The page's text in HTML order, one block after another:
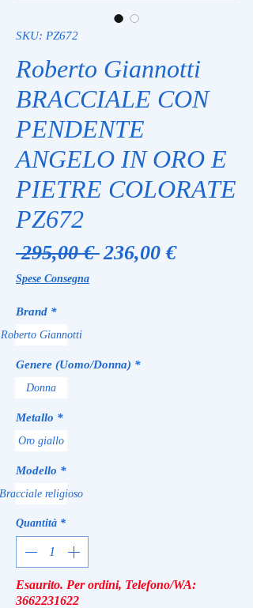
SKU: PZ672
Roberto Giannotti
BRACCIALE CON
PENDENTE
ANGELO IN ORO E
PIETRE COLORATE
PZ672
295,00 € Prezzo
236,00 €Prezzo
Spese Consegna
Brand *
Roberto Giannotti
Genere (Uomo/Donna) *
Donna
Metallo *
Oro giallo
Modello *
Bracciale religioso
Quantità *
Esaurito. Per ordini, Telefono/WA:
3662231622